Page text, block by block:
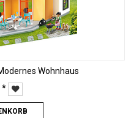
Wohnhaus
*